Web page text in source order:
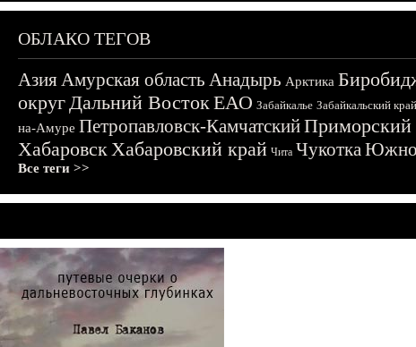
ОБЛАКО ТЕГОВ
АзияАмурская область Анадырь Арктика
округДальний ВостокЕАО Забайкалье Забайкальский край
на-Амуре Петропавловск-КамчатскийПриморский
ХабаровскХабаровский край Чита Чукотка
Все теги >>